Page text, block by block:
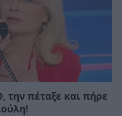
την πέταξε και πήρε